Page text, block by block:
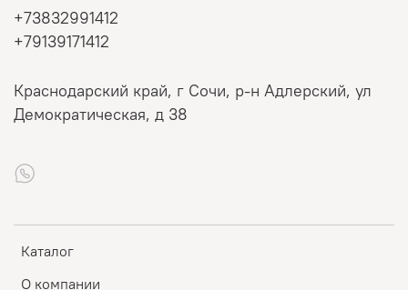
Каталог
О компании
+73832991412
+79139171412
Краснодарский край, г Сочи, р-н Адлерский, ул
Демократическая, д 38